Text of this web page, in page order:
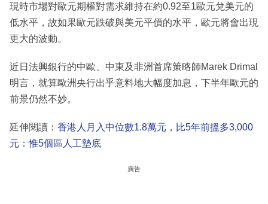
現時市場對歐元期權對需求維持在約0.92至1歐元兌美元的
低水平，故如果歐元跌破與美元平價的水平，歐元將會出現
更大的波動。
近日法興銀行的中歐、中東及非洲首席策略師Marek Drimal
明言，就算歐洲央行出乎意料地大幅度加息，下半年歐元的
前景仍然不妙。
延伸閱讀： 香港人月入中位數1.8萬元，比5年前搵多3,000
元：惟5個區人工墊底
廣告